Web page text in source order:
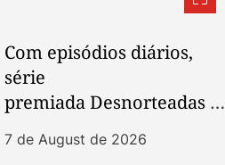
Com episódios diários,
série
premiada Desnorteadas es
nas redes sociais
7 de August de 2026